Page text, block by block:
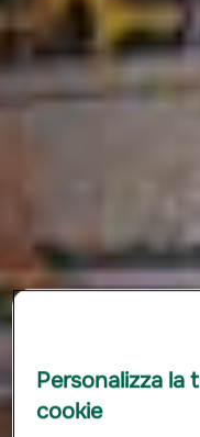
Personalizza la
cookie